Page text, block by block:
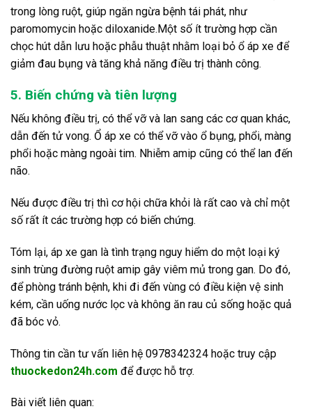
trong lòng ruột, giúp ngăn ngừa bệnh tái phát, như
paromomycin hoặc diloxanide.Một số ít trường hợp cần
chọc hút dẫn lưu hoặc phẫu thuật nhằm loại bỏ ổ áp xe để
giảm đau bụng và tăng khả năng điều trị thành công.
5. Biến chứng và tiên lượng
Nếu không điều trị, có thể vỡ và lan sang các cơ quan khác,
dẫn đến tử vong. Ổ áp xe có thể vỡ vào ổ bụng, phổi, màng
phổi hoặc màng ngoài tim. Nhiễm amip cũng có thể lan đến
não.
Nếu được điều trị thì cơ hội chữa khỏi là rất cao và chỉ một
số rất ít các trường hợp có biến chứng.
Tóm lại, áp xe gan là tình trạng nguy hiểm do một loại ký
sinh trùng đường ruột amip gây viêm mủ trong gan. Do đó,
để phòng tránh bệnh, khi đi đến vùng có điều kiện vệ sinh
kém, cần uống nước lọc và không ăn rau củ sống hoặc quả
đã bóc vỏ.
Thông tin cần tư vấn liên hệ 0978342324 hoặc truy cập
thuockedon24h.com để được hỗ trợ.
Bài viết liên quan: